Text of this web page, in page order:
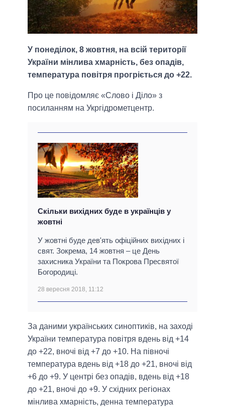
У понеділок, 8 жовтня, на всій території
України мінлива хмарність, без опадів,
температура повітря прогріється до +22.
Про це повідомляє «Слово і Діло» з
посиланням на Укргідрометцентр.
Скільки вихідних буде в українців у
жовтні
У жовтні буде дев'ять офіційних вихідних і
свят. Зокрема, 14 жовтня – це День
захисника України та Покрова Пресвятої
Богородиці.
28 вересня 2018, 11:12
За даними українських синоптиків, на заході
України температура повітря вдень від +14
до +22, вночі від +7 до +10. На півночі
температура вдень від +18 до +21, вночі від
+6 до +9. У центрі без опадів, вдень від +18
до +21, вночі до +9. У східних регіонах
мінлива хмарність, денна температура